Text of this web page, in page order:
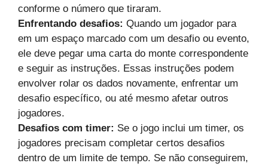
conforme o número que tiraram.
Enfrentando desafios: Quando um jogador para
em um espaço marcado com um desafio ou evento,
ele deve pegar uma carta do monte correspondente
e seguir as instruções. Essas instruções podem
envolver rolar os dados novamente, enfrentar um
desafio específico, ou até mesmo afetar outros
jogadores.
Desafios com timer: Se o jogo inclui um timer, os
jogadores precisam completar certos desafios
dentro de um limite de tempo. Se não conseguirem,